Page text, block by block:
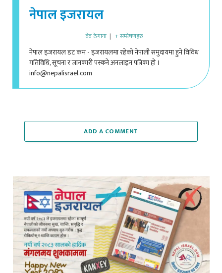
नेपाल इजरायल
वेव ठेगाना | + सम्प्रेषणहरु
नेपाल इजरायल डट कम - इजरायलमा रहेको नेपाली समुदायमा हुने विविध
गतिविधि, सूचना र जानकारी पस्कने अनलाइन पत्रिका हो ।
info@nepalisrael.com
ADD A COMMENT